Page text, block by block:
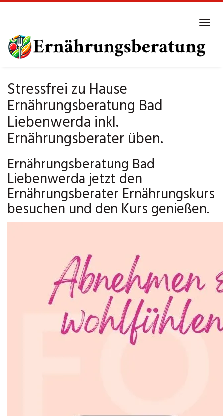
main
content
Stressfrei zu Hause
Ernährungsberatung Bad
Liebenwerda inkl.
Ernährungsberater üben.
Ernährungsberatung Bad
Liebenwerda jetzt den
Ernährungsberater Ernährungskurs
besuchen und den Kurs genießen.